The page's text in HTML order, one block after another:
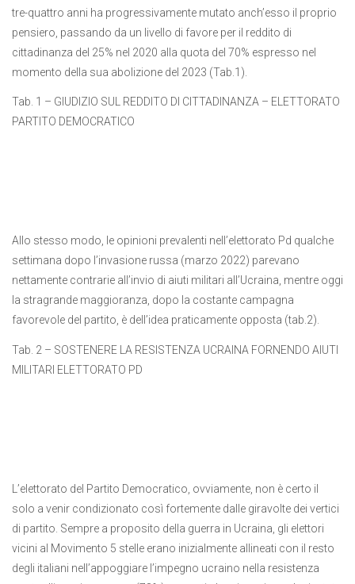
tre-quattro anni ha progressivamente mutato anch’esso il proprio
pensiero, passando da un livello di favore per il reddito di
cittadinanza del 25% nel 2020 alla quota del 70% espresso nel
momento della sua abolizione del 2023 (Tab.1).
Tab. 1 – GIUDIZIO SUL REDDITO DI CITTADINANZA – ELETTORATO
PARTITO DEMOCRATICO
Allo stesso modo, le opinioni prevalenti nell’elettorato Pd qualche
settimana dopo l’invasione russa (marzo 2022) parevano
nettamente contrarie all’invio di aiuti militari all’Ucraina, mentre oggi
la stragrande maggioranza, dopo la costante campagna
favorevole del partito, è dell’idea praticamente opposta (tab.2).
Tab. 2 – SOSTENERE LA RESISTENZA UCRAINA FORNENDO AIUTI
MILITARI ELETTORATO PD
L’elettorato del Partito Democratico, ovviamente, non è certo il
solo a venir condizionato così fortemente dalle giravolte dei vertici
di partito. Sempre a proposito della guerra in Ucraina, gli elettori
vicini al Movimento 5 stelle erano inizialmente allineati con il resto
degli italiani nell’appoggiare l’impegno ucraino nella resistenza